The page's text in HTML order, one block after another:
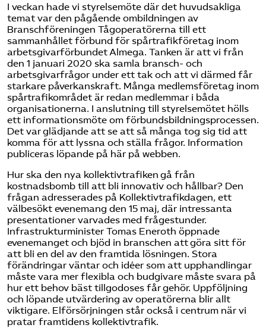
I veckan hade vi styrelsemöte där det huvudsakliga
temat var den pågående ombildningen av
Branschföreningen Tågoperatörerna till ett
sammanhållet förbund för spårtrafikföretag inom
arbetsgivarförbundet Almega. Tanken är att vi från
den 1 januari 2020 ska samla bransch- och
arbetsgivarfrågor under ett tak och att vi därmed får
starkare påverkanskraft. Många medlemsföretag inom
spårtrafikområdet är redan medlemmar i båda
organisationerna. I anslutning till styrelsemötet hölls
ett informationsmöte om förbundsbildningsprocessen.
Det var glädjande att se att så många tog sig tid att
komma för att lyssna och ställa frågor. Information
publiceras löpande på här på webben.
Hur ska den nya kollektivtrafiken gå från
kostnadsbomb till att bli innovativ och hållbar? Den
frågan adresserades på Kollektivtrafikdagen, ett
välbesökt evenemang den 15 maj, där intressanta
presentationer varvades med frågestunder.
Infrastrukturminister Tomas Eneroth öppnade
evenemanget och bjöd in branschen att göra sitt för
att bli en del av den framtida lösningen. Stora
förändringar väntar och idéer som att upphandlingar
måste vara mer flexibla och budgivare måste svara på
hur ett behov bäst tillgodoses får gehör. Uppföljning
och löpande utvärdering av operatörerna blir allt
viktigare. Elförsörjningen står också i centrum när vi
pratar framtidens kollektivtrafik.